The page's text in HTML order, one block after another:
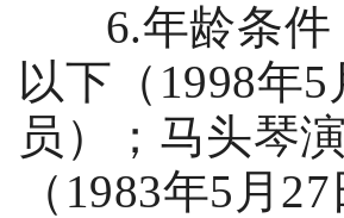
6.年龄条
以下（ 1998年5
员）；马头琴
（ 1983年5 月 27